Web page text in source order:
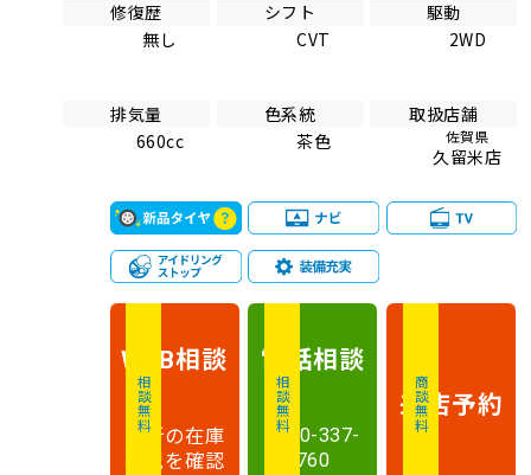
修復歴
無し
シフト
CVT
駆動
2WD
排気量
660cc
色系統
茶色
取扱店舗
佐賀県
久留米店
相談無料
WEB相談
最新の在庫
状況を確認
相談無料
電話相談
0120-337-
760
商談無料
来店予約